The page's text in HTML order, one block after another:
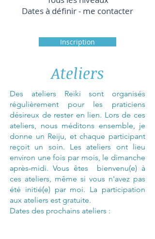
Dates à définir - me contacter
Inscription
Ateliers
Des ateliers Reiki sont organisés
régulièrement pour les praticiens
désireux de rester en lien. Lors de ces
ateliers, nous méditons ensemble, je
donne un Reiju, et chaque participant
reçoit un soin. Les ateliers ont lieu
environ une fois par mois, le dimanche
après-midi. Vous êtes bienvenu(e) à
ces ateliers, même si vous n'avez pas
été initié(e) par moi. La participation
aux ateliers est gratuite.
Dates des prochains ateliers :